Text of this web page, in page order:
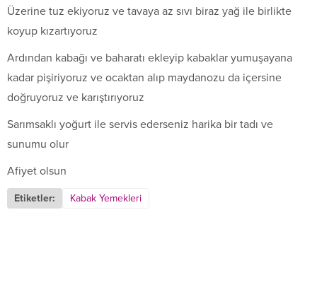
Üzerine tuz ekiyoruz ve tavaya az sıvı biraz yağ ile birlikte
koyup kızartıyoruz
Ardından kabağı ve baharatı ekleyip kabaklar yumuşayana
kadar pişiriyoruz ve ocaktan alıp maydanozu da içersine
doğruyoruz ve karıştırıyoruz
Sarımsaklı yoğurt ile servis ederseniz harika bir tadı ve
sunumu olur
Afiyet olsun
Etiketler: Kabak Yemekleri